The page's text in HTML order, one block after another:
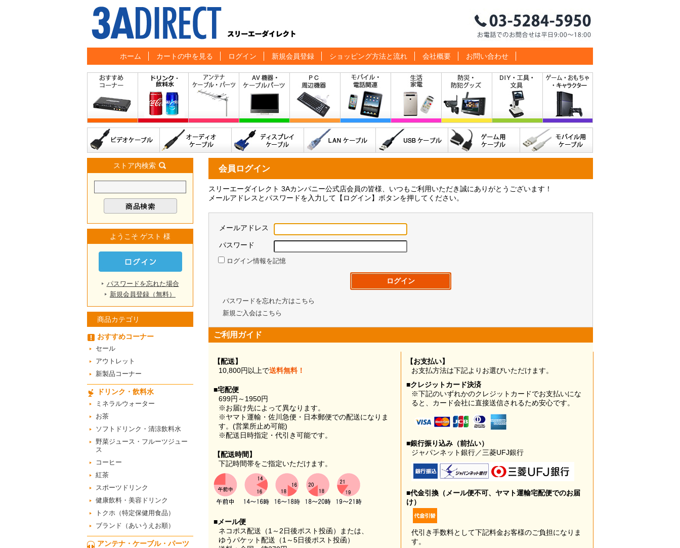
ホーム カートの中を見る ログイン 新規会員登録 ショッピング方法と流れ 会社概要 お問い合わせ
会員ログイン
スリーエーダイレクト 3Aカンパニー公式店会員の皆様、いつもご利用いただき誠にありがとうございます！
メールアドレスとパスワードを入力して【ログイン】ボタンを押してください。
メールアドレス
パスワード
ログイン情報を記憶
パスワードを忘れた方はこちら
新規ご入会はこちら
ご利用ガイド
【配送】
10,800円以上で送料無料！
■宅配便
699円～1950円
※お届け先によって異なります。
※ヤマト運輸・佐川急便・日本郵便での配送になりま
す。(営業所止め可能)
※配送日時指定・代引き可能です。
【配送時間】
下記時間帯をご指定いただけます。
■メール便
ネコポス配送（1～2日後ポスト投函）または、
ゆうパケット配送（1～5日後ポスト投函）
【お支払い】
お支払方法は下記よりお選びいただけます。
■クレジットカード決済
※下記のいずれかのクレジットカードでお支払いにな
ると、カード会社に直接送信されるため安心です。
■銀行振り込み（前払い）
ジャパンネット銀行／三菱UFJ銀行
■代金引換（メール便不可、ヤマト運輸宅配便でのお届
け）
代引き手数料として下記料金お客様のご負担になりま
す。
ストア内検索
ようこそ ゲスト 様
パスワードを忘れた場合
新規会員登録（無料）
商品カテゴリ
おすすめコーナー
セール
アウトレット
新製品コーナー
ドリンク・飲料水
ミネラルウォーター
お茶
ソフトドリンク・清涼飲料水
野菜ジュース・フルーツジュー
ス
コーヒー
紅茶
スポーツドリンク
健康飲料・美容ドリンク
トクホ（特定保健用食品）
ブランド（あいうえお順）
アンテナ・ケーブル・パーツ